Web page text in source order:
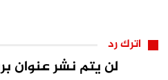
اترك رد
لن يتم نشر عنوان